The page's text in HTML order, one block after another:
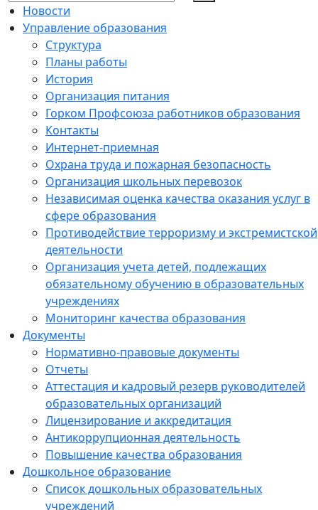
Новости
Управление образования
Структура
Планы работы
История
Организация питания
Горком Профсоюза работников образования
Контакты
Интернет-приемная
Охрана труда и пожарная безопасность
Организация школьных перевозок
Независимая оценка качества оказания услуг в
сфере образования
Противодействие терроризму и экстремистской
деятельности
Организация учета детей, подлежащих
обязательному обучению в образовательных
учреждениях
Мониторинг качества образования
Документы
Нормативно-правовые документы
Отчеты
Аттестация и кадровый резерв руководителей
образовательных организаций
Лицензирование и аккредитация
Антикоррупционная деятельность
Повышение качества образования
Дошкольное образование
Список дошкольных образовательных
учреждений